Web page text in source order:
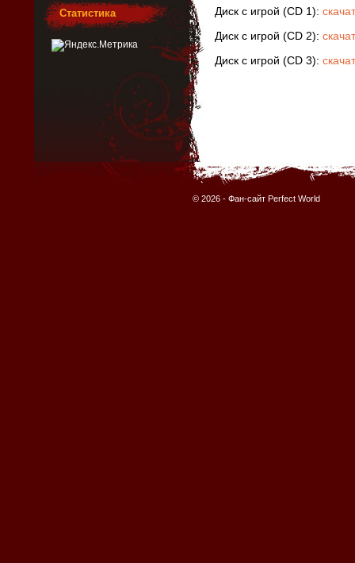
Диск с игрой (CD 1):
Диск с игрой (CD 2):
Диск с игрой (CD 3):
Статистика
© 2026 - Фан-сайт Perfect World